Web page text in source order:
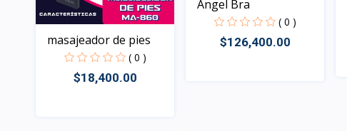
masajeador de pies
( 0 )
$18,400.00
Angel Bra
( 0 )
$126,400.00